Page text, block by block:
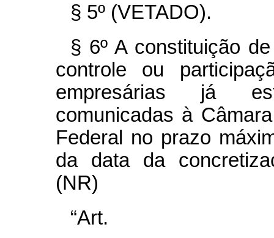
§ 5º (VETADO).
§ 6º A constituição
controle ou
empresárias já
comunicadas à
Federal no prazo
da data da
(NR)
“Art.